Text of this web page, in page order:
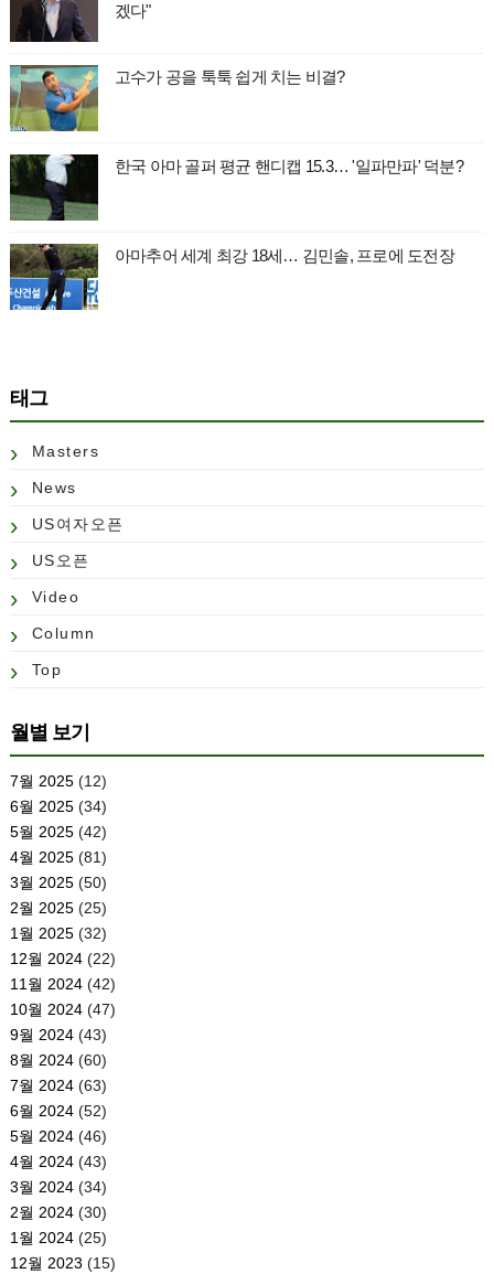
겠다"
고수가 공을 툭툭 쉽게 치는 비결?
한국 아마 골퍼 평균 핸디캡 15.3… '일파만파' 덕분?
아마추어 세계 최강 18세… 김민솔, 프로에 도전장
태그
Masters
News
US여자오픈
US오픈
Video
Column
Top
월별 보기
7월 2025(12)
6월 2025(34)
5월 2025(42)
4월 2025(81)
3월 2025(50)
2월 2025(25)
1월 2025(32)
12월 2024(22)
11월 2024(42)
10월 2024(47)
9월 2024(43)
8월 2024(60)
7월 2024(63)
6월 2024(52)
5월 2024(46)
4월 2024(43)
3월 2024(34)
2월 2024(30)
1월 2024(25)
12월 2023 (15)